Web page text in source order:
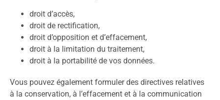
droit d’accès,
droit de rectification,
droit d’opposition et d’effacement,
droit à la limitation du traitement,
droit à la portabilité de vos données.
Vous pouvez également formuler des directives relatives
à la conservation, à l’effacement et à la communication